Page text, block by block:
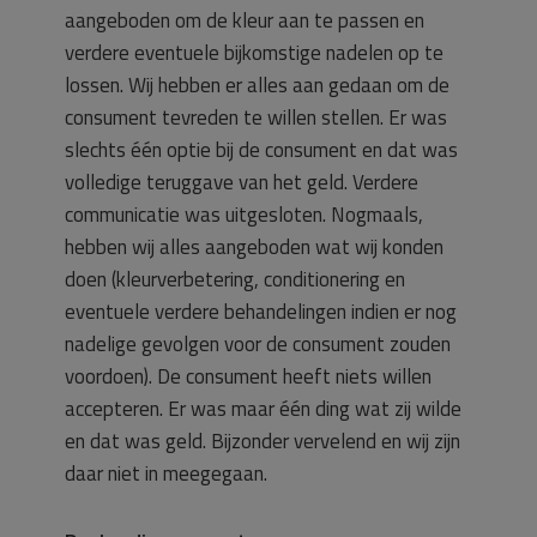
aangeboden om de kleur aan te passen en
verdere eventuele bijkomstige nadelen op te
lossen. Wij hebben er alles aan gedaan om de
consument tevreden te willen stellen. Er was
slechts één optie bij de consument en dat was
volledige teruggave van het geld. Verdere
communicatie was uitgesloten. Nogmaals,
hebben wij alles aangeboden wat wij konden
doen (kleurverbetering, conditionering en
eventuele verdere behandelingen indien er nog
nadelige gevolgen voor de consument zouden
voordoen). De consument heeft niets willen
accepteren. Er was maar één ding wat zij wilde
en dat was geld. Bijzonder vervelend en wij zijn
daar niet in meegegaan.